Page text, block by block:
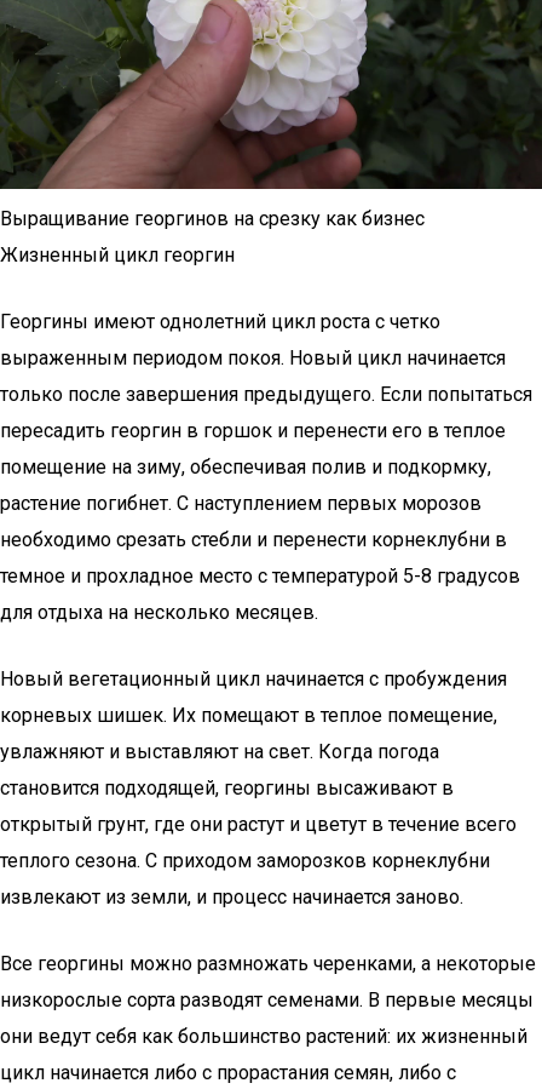
Выращивание георгинов на срезку как бизнес
Жизненный цикл георгин
Георгины имеют однолетний цикл роста с четко
выраженным периодом покоя. Новый цикл начинается
только после завершения предыдущего. Если попытаться
пересадить георгин в горшок и перенести его в теплое
помещение на зиму, обеспечивая полив и подкормку,
растение погибнет. С наступлением первых морозов
необходимо срезать стебли и перенести корнеклубни в
темное и прохладное место с температурой 5-8 градусов
для отдыха на несколько месяцев.
Новый вегетационный цикл начинается с пробуждения
корневых шишек. Их помещают в теплое помещение,
увлажняют и выставляют на свет. Когда погода
становится подходящей, георгины высаживают в
открытый грунт, где они растут и цветут в течение всего
теплого сезона. С приходом заморозков корнеклубни
извлекают из земли, и процесс начинается заново.
Все георгины можно размножать черенками, а некоторые
низкорослые сорта разводят семенами. В первые месяцы
они ведут себя как большинство растений: их жизненный
цикл начинается либо с прорастания семян, либо с